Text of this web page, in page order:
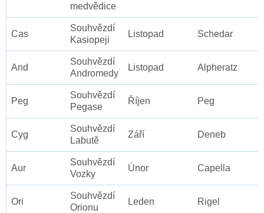
medvědice
Cas
Souhvězdí
Kasiopeji
Listopad Schedar
And
Souhvězdí
Andromedy
Listopad Alpheratz
Peg
Souhvězdí
Pegase
Říjen Peg
Cyg
Souhvězdí
Labutě
Září Deneb
Aur
Souhvězdí
Vozky
Únor Capella
Ori
Souhvězdí
Orionu
Leden Rigel